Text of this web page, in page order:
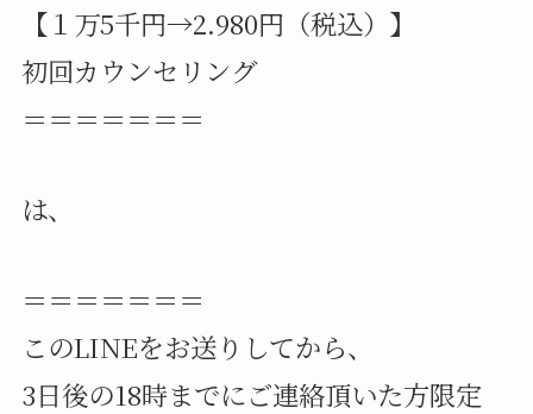
【１万5千円→2.980円（税込）】
初回カウンセリング
＝＝＝＝＝＝＝
は、
＝＝＝＝＝＝＝
このLINEをお送りしてから、
3日後の18時までにご連絡頂いた方限定